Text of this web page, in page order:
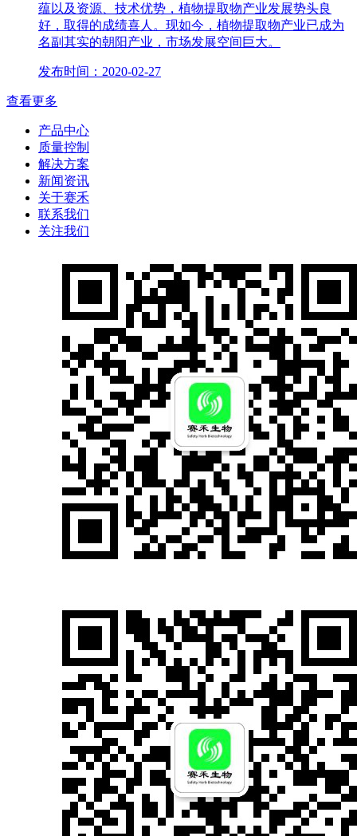
蕴以及资源、技术优势，植物提取物产业发展势头良
好，取得的成绩喜人。现如今，植物提取物产业已成为
名副其实的朝阳产业，市场发展空间巨大。
发布时间：2020-02-27
查看更多
产品中心
质量控制
解决方案
新闻资讯
关于赛禾
联系我们
关注我们